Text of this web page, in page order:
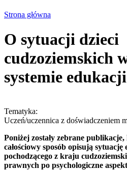
Strona główna
O sytuacji dzieci
cudzoziemskich
systemie edukacji
Tematyka:
Uczeń/uczennica z doświadczeniem
Poniżej zostały zebrane publikacje,
całościowy sposób opisują
pochodzącego z kraju
prawnych po psychologiczne